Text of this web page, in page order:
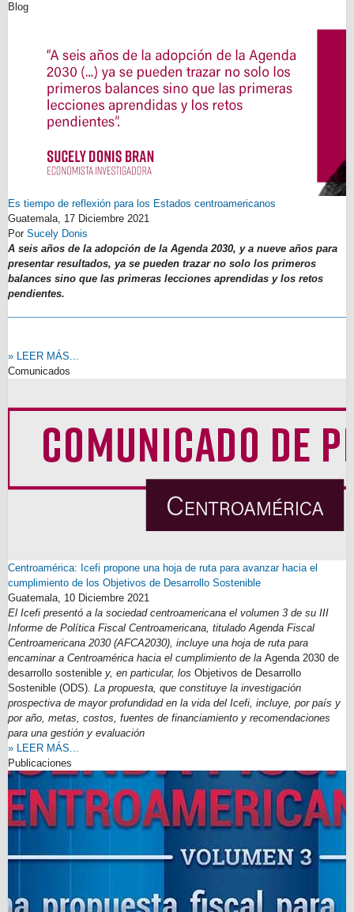
Blog
Es tiempo de reflexión para los Estados centroamericanos
Guatemala, 17 Diciembre 2021
Por Sucely Donis
A seis años de la adopción de la Agenda 2030, y a nueve años para
presentar resultados, ya se pueden trazar no solo los primeros
balances sino que las primeras lecciones aprendidas y los retos
pendientes.
» LEER MÁS...
Comunicados
Centroamérica: Icefi propone una hoja de ruta para avanzar hacia el
cumplimiento de los Objetivos de Desarrollo Sostenible
Guatemala, 10 Diciembre 2021
El Icefi presentó a la sociedad centroamericana el volumen 3 de su III
Informe de Política Fiscal Centroamericana, titulado Agenda Fiscal
Centroamericana 2030 (AFCA2030), incluye una hoja de ruta para
encaminar a Centroamérica hacia el cumplimiento de la Agenda 2030 de
desarrollo sostenible y, en particular, los Objetivos de Desarrollo
Sostenible (ODS). La propuesta, que constituye la investigación
prospectiva de mayor profundidad en la vida del Icefi, incluye, por país y
por año, metas, costos, fuentes de financiamiento y recomendaciones
para una gestión y evaluación
» LEER MÁS...
Publicaciones